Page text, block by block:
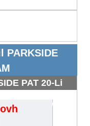
PARKSIDE
PAT 20-Li
#4294